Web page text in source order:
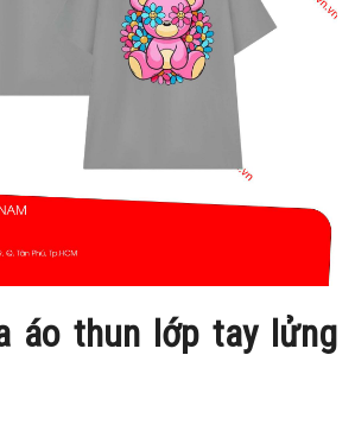
áo thun lớp tay lửng